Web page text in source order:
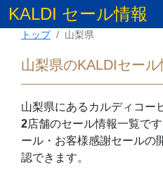
KALDI セール情報
トップ 山梨県
山梨県のKALDIセール
山梨県にあるカルディコー
2店舗のセール情報一覧で
ール・お客様感謝セールの
認できます。